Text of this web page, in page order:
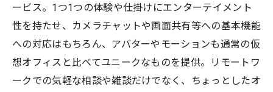
ービス。1つ1つの体験や仕掛けにエンターテイメント
性を持たせ、カメラチャットや画面共有等への基本機能
への対応はもちろん、アバターやモーションも通常の仮
想オフィスと比べてユニークなものを提供。リモートワ
ークでの気軽な相談や雑談だけでなく、ちょっとしたオ